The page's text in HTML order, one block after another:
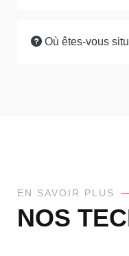
Où êtes-vous
EN SAVOIR PLUS
NOS